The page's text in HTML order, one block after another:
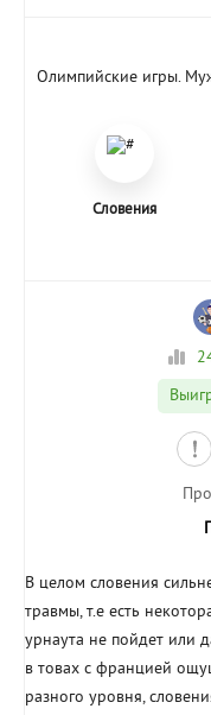
Олимпийские игры.
Словения
В целом словения
травмы, т.е есть
урнаута не пойдет или
в товах с францией
разного уровня,